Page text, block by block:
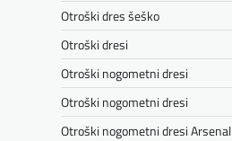
Otroški dres šeško
Otroški dresi
Otroški nogometni dresi
Otroški nogometni dresi
Otroški nogometni dresi Arsenal